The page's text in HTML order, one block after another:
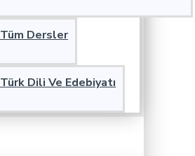
Tüm Dersler
Türk Dili Ve Edebiyatı